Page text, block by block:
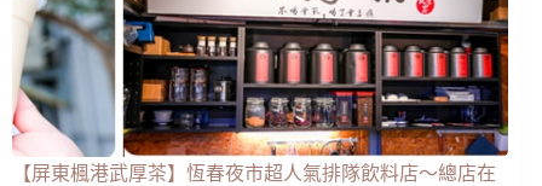
【屏東楓港武厚茶】恆春夜市超人氣排隊飲料店～總店在